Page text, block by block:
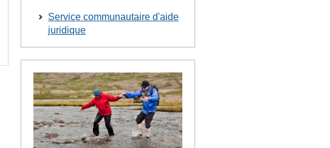
Service communautaire d'aide
juridique